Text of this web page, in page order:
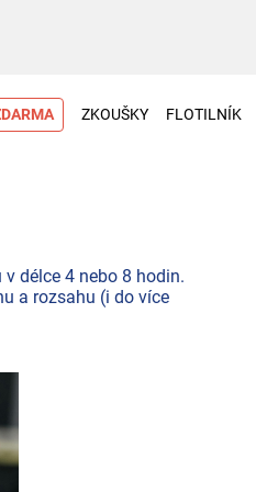
ZKOUŠKY FLOTILNÍK
délce 4 nebo 8 hodin.
a rozsahu (i do více